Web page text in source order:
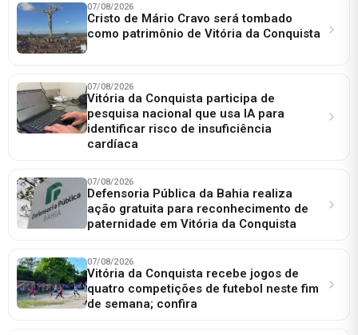
07/08/2026
Cristo de Mário Cravo será tombado
como patrimônio de Vitória da Conquista
07/08/2026
Vitória da Conquista participa de
pesquisa nacional que usa IA para
identificar risco de insuficiência
cardíaca
07/08/2026
Defensoria Pública da Bahia realiza
ação gratuita para reconhecimento de
paternidade em Vitória da Conquista
07/08/2026
Vitória da Conquista recebe jogos de
quatro competições de futebol neste fim
de semana; confira